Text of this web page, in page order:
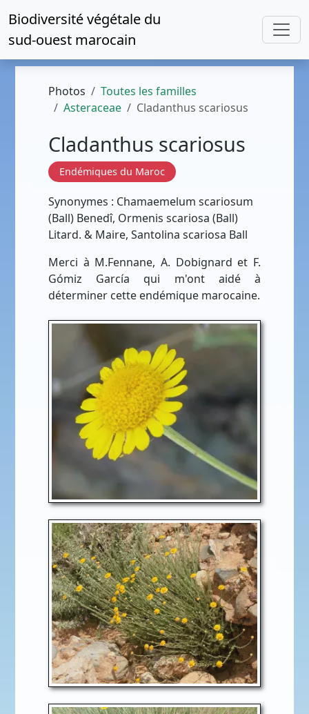
Biodiversité végétale du
sud-ouest marocain
Photos
Toutes les familles
Asteraceae
Cladanthus scariosus
Cladanthus scariosus
Endémiques du Maroc
Synonymes : Chamaemelum scariosum
(Ball) Benedî, Ormenis scariosa (Ball)
Litard. & Maire, Santolina scariosa Ball
Merci à M.Fennane, A. Dobignard et F.
Gómiz García qui m'ont aidé à
déterminer cette endémique marocaine.